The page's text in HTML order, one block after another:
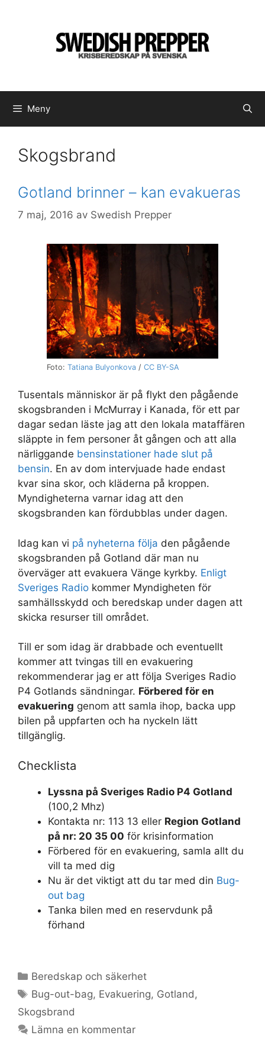
Meny
Skogsbrand
Gotland brinner – kan evakueras
7 maj, 2016 av Swedish Prepper
Foto: Tatiana Bulyonkova / CC BY-SA
Tusentals människor är på flykt den pågående
skogsbranden i McMurray i Kanada, för ett par
dagar sedan läste jag att den lokala mataffären
släppte in fem personer åt gången och att alla
närliggande bensinstationer hade slut på
bensin. En av dom intervjuade hade endast
kvar sina skor, och kläderna på kroppen.
Myndigheterna varnar idag att den
skogsbranden kan fördubblas under dagen.
Idag kan vi på nyheterna följa den pågående
skogsbranden på Gotland där man nu
överväger att evakuera Vänge kyrkby. Enligt
Sveriges Radio kommer Myndigheten för
samhällsskydd och beredskap under dagen att
skicka resurser till området.
Till er som idag är drabbade och eventuellt
kommer att tvingas till en evakuering
rekommenderar jag er att följa Sveriges Radio
P4 Gotlands sändningar. Förbered för en
evakuering genom att samla ihop, backa upp
bilen på uppfarten och ha nyckeln lätt
tillgänglig.
Checklista
Lyssna på Sveriges Radio P4 Gotland
(100,2 Mhz)
Kontakta nr: 113 13 eller Region Gotland
på nr: 20 35 00 för krisinformation
Förbered för en evakuering, samla allt du
vill ta med dig
Nu är det viktigt att du tar med din Bug-
out bag
Tanka bilen med en reservdunk på
förhand
Kategorier
Beredskap och säkerhet
Etiketter
Bug-out-bag, Evakuering, Gotland,
Skogsbrand
Lämna en kommentar